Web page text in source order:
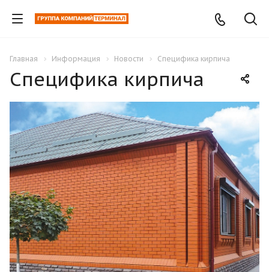
Главная Информация Новости Специфика кирпича
Специфика кирпича